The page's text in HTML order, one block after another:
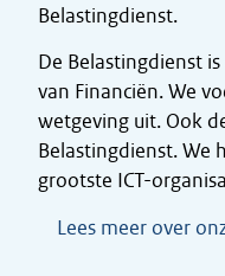
Belastingdienst.
De Belastingdienst
van Financiën. We
wetgeving uit. Ook
Belastingdienst. We
grootste ICT-
Lees meer over